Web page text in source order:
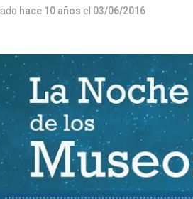
hace 10 años el 03/06/2016